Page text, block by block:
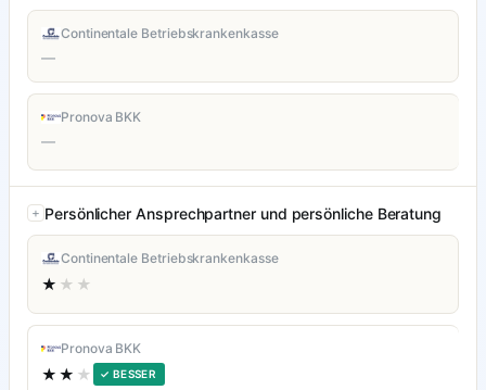
Continentale Betriebskrankenkasse
—
Pronova BKK
—
Persönlicher Ansprechpartner und persönliche Beratung
Continentale Betriebskrankenkasse
★ ★★
Pronova BKK
★★ ★ ✓ BESSER